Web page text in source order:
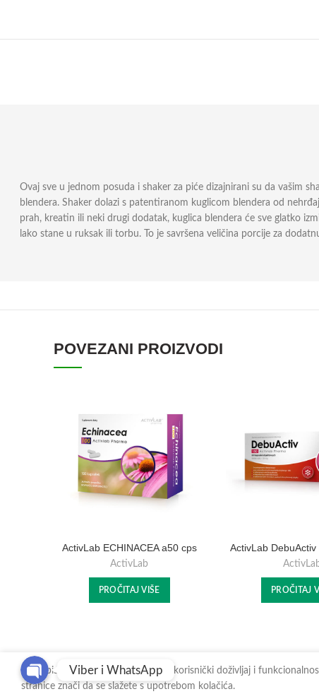
Ovaj sve u jednom posuda i shaker za piće dizajnirani su da vašim
blendera. Shaker dolazi s patentiranom kuglicom blendera od
prah, kreatin ili neki drugi dodatak, kuglica blendera će sve glatko
lako stane u ruksak ili torbu. To je savršena veličina porcije za
POVEZANI PROIZVODI
ActivLab ECHINACEA a50 cps
ActivLab
PROČITAJ VIŠE
ActivLab
PROČITAJ
Kako bismo vam omogućili najbolji korisnički doživljaj i
stranice znači da se slažete s upotrebom kolačića.
Viber i WhatsApp